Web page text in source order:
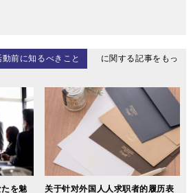
前に知るべきこと
に関する記事をもっ
を魅
关于针对外国⼈人求职者的履历表